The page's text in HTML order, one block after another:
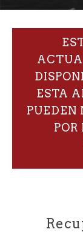
ESTA
PUEDEN